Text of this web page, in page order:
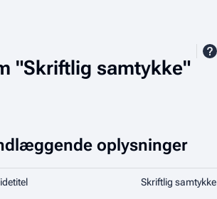
"Skriftlig samtykke"
oplysninger
Skriftlig samtykke